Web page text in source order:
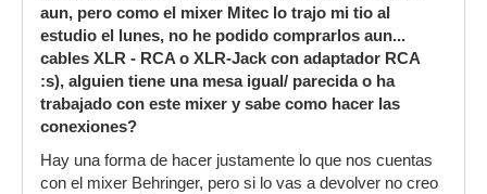
aun, pero como el mixer Mitec lo trajo mi tio al
estudio el lunes, no he podido comprarlos aun...
cables XLR - RCA o XLR-Jack con adaptador RCA
:s), alguien tiene una mesa igual/ parecida o ha
trabajado con este mixer y sabe como hacer las
conexiones?
Hay una forma de hacer justamente lo que nos cuentas
con el mixer Behringer, pero si lo vas a devolver no creo